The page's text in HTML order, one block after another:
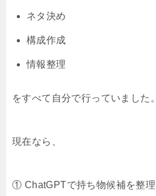
ネタ決め
構成作成
情報整理
をすべて自分で行っていました。
現在なら、
① ChatGPTで持ち物候補を整理